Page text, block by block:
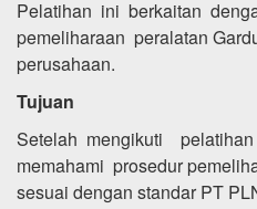
Pelatihan ini berkaitan
pemeliharaan peralatan
perusahaan.
Tujuan
Setelah mengikuti
memahami prosedur
sesuai dengan standar PT